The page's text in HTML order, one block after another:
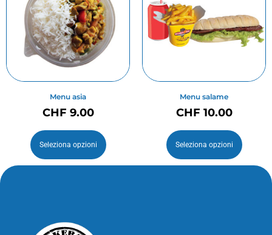
Menu asia
CHF 9.00
Seleziona opzioni
Menu salame
CHF 10.00
Seleziona opzioni